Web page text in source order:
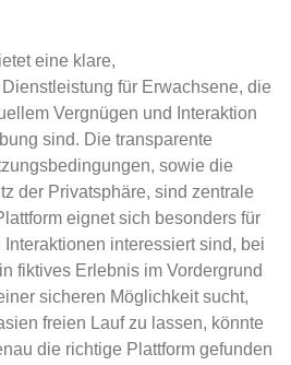
eine klare,
für Erwachsene, die
Vergnügen und Interaktion
sind. Die transparente
sowie die
der Privatsphäre, sind zentrale
eignet sich besonders für
interessiert sind, bei
fiktives Erlebnis im Vordergrund
sicheren Möglichkeit sucht,
freien Lauf zu lassen, könnte
die richtige Plattform gefunden